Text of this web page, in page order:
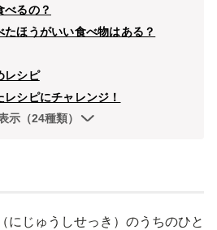
るの？
ほうがいい食べ物はある？
レシピ
シピにチャレンジ！
示（24種類）
にじゅうしせっき）のうちのひと